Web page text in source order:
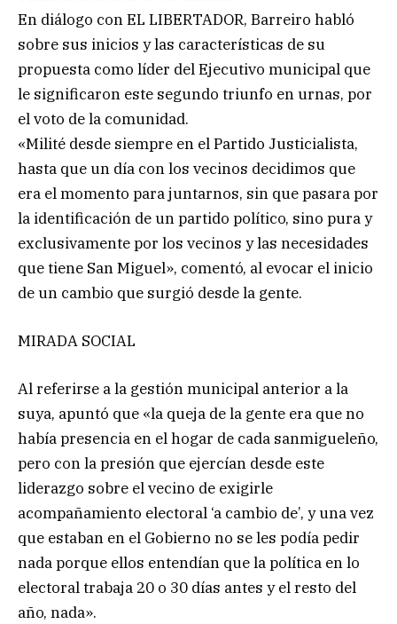
En diálogo con EL LIBERTADOR, Barreiro habló
sobre sus inicios y las características de su
propuesta como líder del Ejecutivo municipal que
le significaron este segundo triunfo en urnas, por
el voto de la comunidad.
«Milité desde siempre en el Partido Justicialista,
hasta que un día con los vecinos decidimos que
era el momento para juntarnos, sin que pasara por
la identificación de un partido político, sino pura y
exclusivamente por los vecinos y las necesidades
que tiene San Miguel», comentó, al evocar el inicio
de un cambio que surgió desde la gente.
MIRADA SOCIAL
Al referirse a la gestión municipal anterior a la
suya, apuntó que «la queja de la gente era que no
había presencia en el hogar de cada sanmigueleño,
pero con la presión que ejercían desde este
liderazgo sobre el vecino de exigirle
acompañamiento electoral ‘a cambio de’, y una vez
que estaban en el Gobierno no se les podía pedir
nada porque ellos entendían que la política en lo
electoral trabaja 20 o 30 días antes y el resto del
año, nada».